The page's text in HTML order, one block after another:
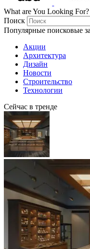
What are You Looking For?
Поиск
Популярные поисковые
Акции
Архитектура
Дизайн
Новости
Строительство
Технологии
Сейчас в тренде